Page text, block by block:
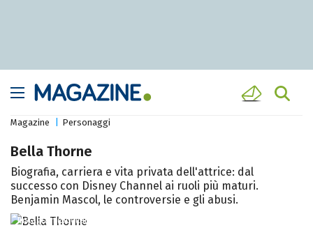
Magazine Personaggi
Bella Thorne
Biografia, carriera e vita privata dell'attrice: dal
successo con Disney Channel ai ruoli più maturi.
Benjamin Mascol, le controversie e gli abusi.
Instagram @bellathorne